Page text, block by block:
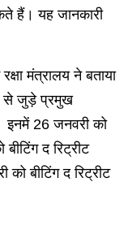
हैं। यह जानकारी
मंत्रालय ने बताया
से जुड़े प्रमुख
इनमें 26 जनवरी को
द रिट्रीट
बीटिंग द रिट्रीट